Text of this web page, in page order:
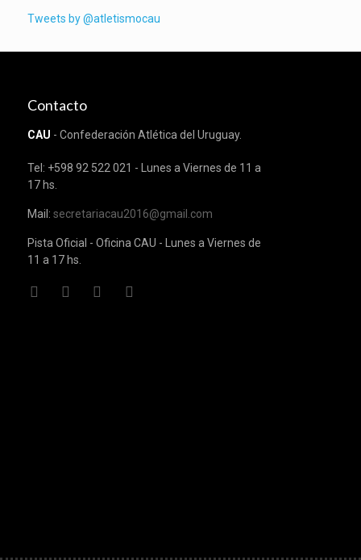
Tweets by @atletismocau
Contacto
CAU - Confederación Atlética del Uruguay.
Tel: +598 92 522 021 - Lunes a Viernes de 11 a
17 hs.
Mail: secretariacau2016@gmail.com
Pista Oficial - Oficina CAU - Lunes a Viernes de
11 a 17 hs.